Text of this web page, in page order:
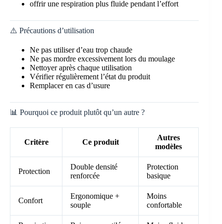
offrir une respiration plus fluide pendant l’effort
⚠️ Précautions d’utilisation
Ne pas utiliser d’eau trop chaude
Ne pas mordre excessivement lors du moulage
Nettoyer après chaque utilisation
Vérifier régulièrement l’état du produit
Remplacer en cas d’usure
📊 Pourquoi ce produit plutôt qu’un autre ?
Critère Ce produit
Autres
modèles
Protection
Double densité
renforcée
Protection
basique
Confort
Ergonomique +
souple
Moins
confortable